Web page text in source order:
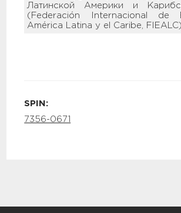
Латинской Америки и
(Federación Internacional de
América Latina y el Caribe, FIEALC).
SPIN:
7356-0671